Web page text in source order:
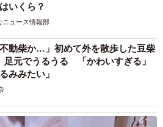
いくら？
ニュース情報部
不動柴か…」初めて外を散歩した豆柴
足元でうるうる 「かわいすぎる」
みみたい」